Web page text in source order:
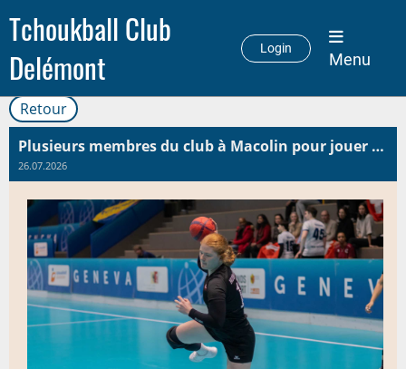
Tchoukball Club
Delémont
Login
Menu
Retour
Plusieurs membres du club à Macolin pour jouer l’euro !
26.07.2026